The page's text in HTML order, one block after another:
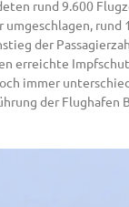
rund 9.600
der
erreichte
immer
der Flughafen